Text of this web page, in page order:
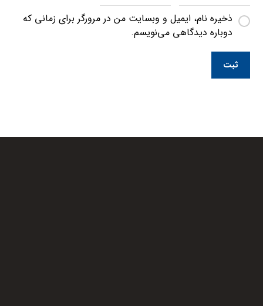
ذخیره نام، ایمیل و وبسایت من در مرورگر برای زمانی که
دوباره دیدگاهی می‌نویسم.